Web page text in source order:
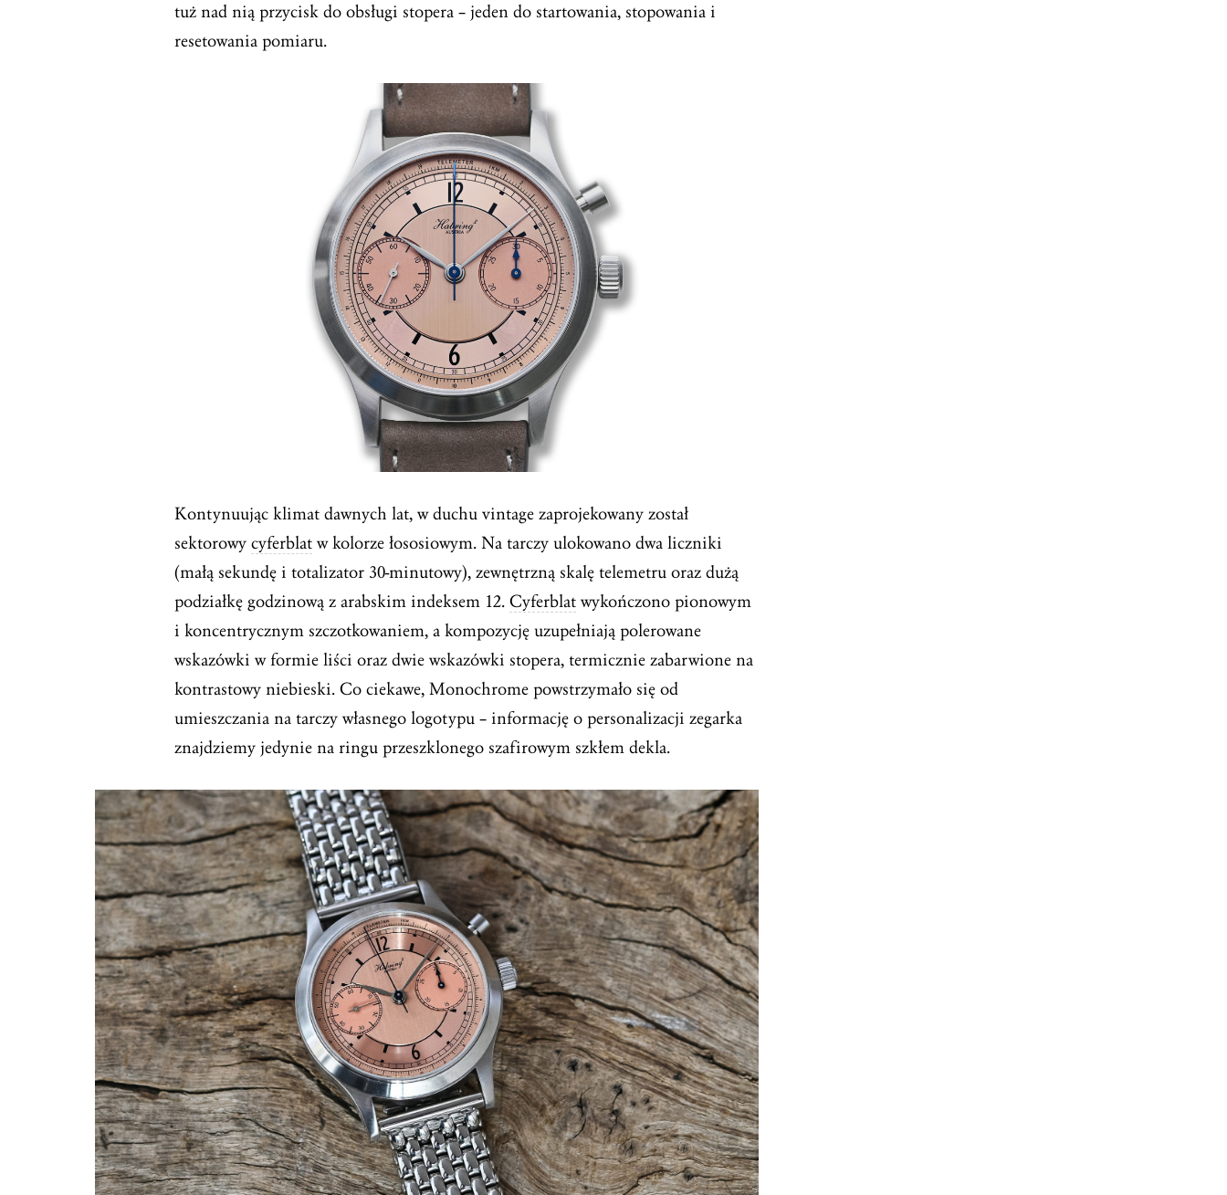
tuż nad nią przycisk do obsługi stopera – jeden do startowania, stopowania i
resetowania pomiaru.
Kontynuując klimat dawnych lat, w duchu vintage zaprojekowany został
sektorowy cyferblat w kolorze łososiowym. Na tarczy ulokowano dwa liczniki
(małą sekundę i totalizator 30-minutowy), zewnętrzną skalę telemetru oraz dużą
podziałkę godzinową z arabskim indeksem 12. Cyferblat wykończono pionowym
i koncentrycznym szczotkowaniem, a kompozycję uzupełniają polerowane
wskazówki w formie liści oraz dwie wskazówki stopera, termicznie zabarwione na
kontrastowy niebieski. Co ciekawe, Monochrome powstrzymało się od
umieszczania na tarczy własnego logotypu – informację o personalizacji zegarka
znajdziemy jedynie na ringu przeszklonego szafirowym szkłem dekla.